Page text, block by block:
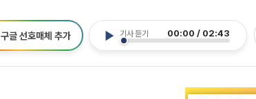
기사 듣기 00:00 / 02:43
구글 선호매체 추가